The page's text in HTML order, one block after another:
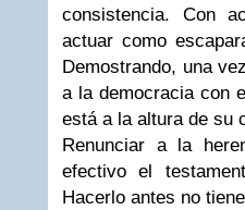
consistencia. Con
actuar como
Demostrando, una
a la democracia con
está a la altura de su
Renunciar a la
efectivo el
Hacerlo antes no